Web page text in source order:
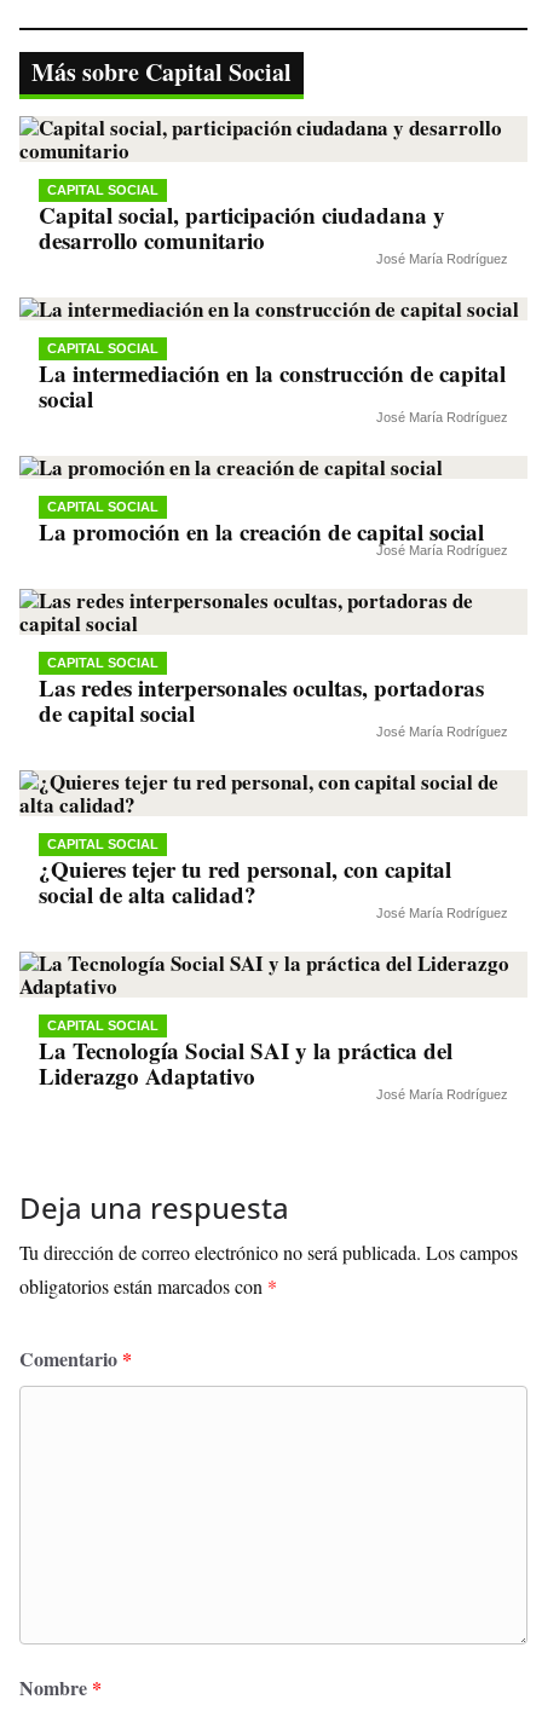
bo
ok
tte
r
ts
A
pp
gr
a
m
y
Li
nk
Más sobre Capital Social
CAPITAL SOCIAL
Capital social, participación ciudadana y
desarrollo comunitario
José María Rodríguez
CAPITAL SOCIAL
La intermediación en la construcción de capital
social
José María Rodríguez
CAPITAL SOCIAL
La promoción en la creación de capital social
José María Rodríguez
CAPITAL SOCIAL
Las redes interpersonales ocultas, portadoras
de capital social
José María Rodríguez
CAPITAL SOCIAL
¿Quieres tejer tu red personal, con capital
social de alta calidad?
José María Rodríguez
CAPITAL SOCIAL
La Tecnología Social SAI y la práctica del
Liderazgo Adaptativo
José María Rodríguez
Deja una respuesta
Tu dirección de correo electrónico no será publicada. Los campos
obligatorios están marcados con *
Comentario *
Nombre *